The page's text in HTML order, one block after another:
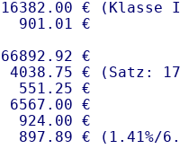
€ (Klasse I)
901.01 €
€
4038.75 € (Satz:
551.25 €
€
924.00 €
897.89 € ( 1.41%/